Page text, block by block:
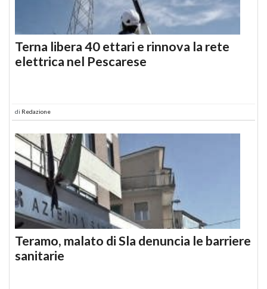
Terna libera 40 ettari e rinnova la rete
elettrica nel Pescarese
di Redazione
Teramo, malato di Sla denuncia le barriere
sanitarie